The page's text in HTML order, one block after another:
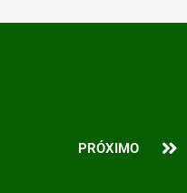
PRÓXIMO